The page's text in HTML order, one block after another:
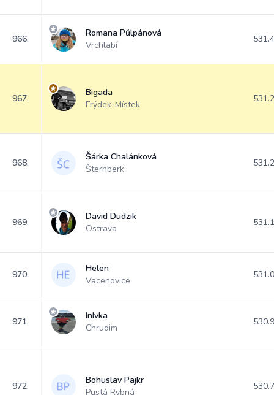
966.
Romana Půlpánová
Vrchlabí
967.
Bigada
Frýdek-Místek
968.
Šárka Chalánková
Šternberk
969.
David Dudzik
Ostrava
970.
Helen
Vacenovice
971.
InIvka
Chrudim
972.
Bohuslav Pajkr
Pustá Rybná